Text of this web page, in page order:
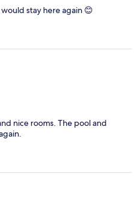
stay here again 😊
nice rooms. The pool and